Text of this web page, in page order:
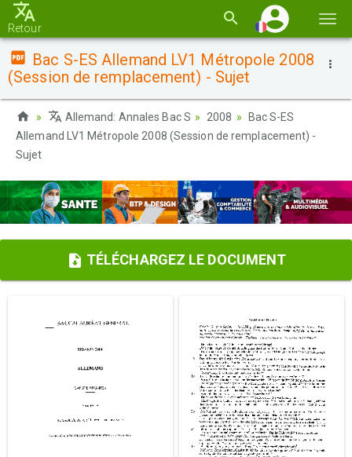
la
Retour
Bac S-ES Allemand LV1 Métropole 2008
(Session de remplacement) - Sujet
Allemand: Annales Bac S 2008
Bac S-ES
Allemand LV1 Métropole 2008 (Session de remplacement) -
Sujet
TÉLÉCHARGEZ LE DOCUMENT